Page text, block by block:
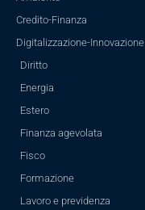
Credito-Finanza
Digitalizzazione-Innovazione
Diritto
Energia
Estero
Finanza agevolata
Fisco
Formazione
Lavoro e previdenza